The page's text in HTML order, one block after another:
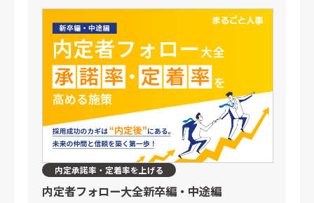
内定承諾率・定着率を上げる
内定者フォロー大全新卒編・中途編